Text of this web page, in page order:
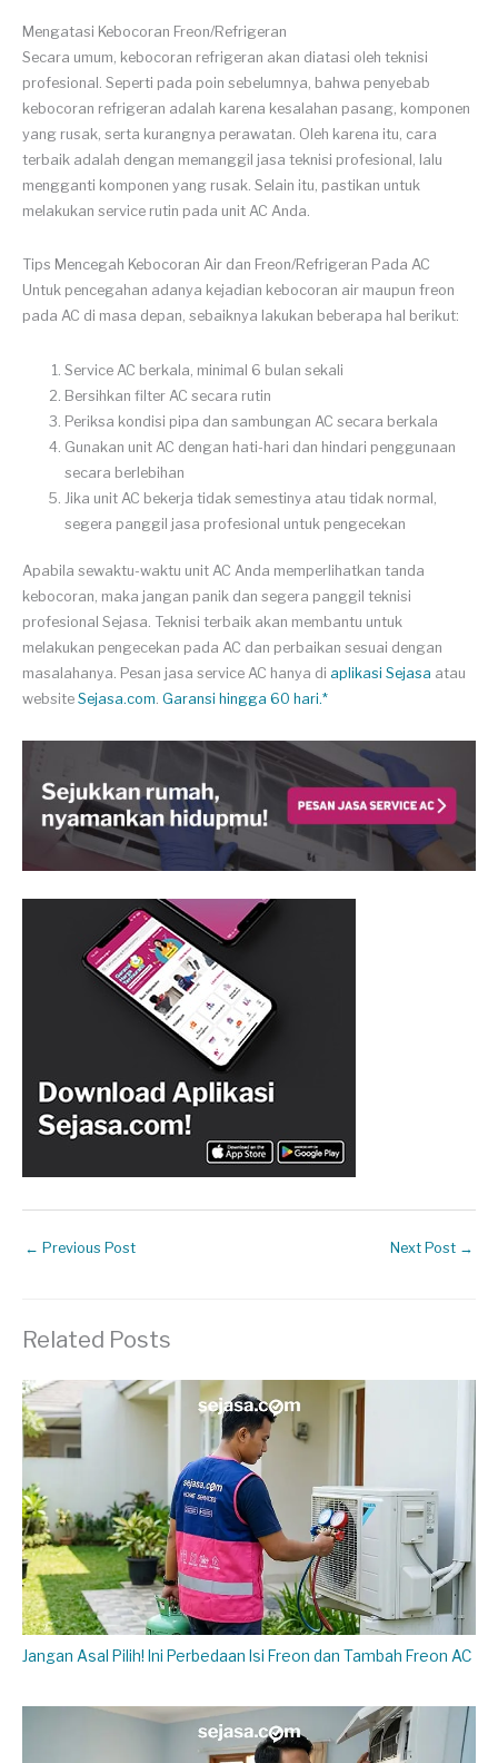
Mengatasi Kebocoran Freon/Refrigeran
Secara umum, kebocoran refrigeran akan diatasi oleh teknisi
profesional. Seperti pada poin sebelumnya, bahwa penyebab
kebocoran refrigeran adalah karena kesalahan pasang, komponen
yang rusak, serta kurangnya perawatan. Oleh karena itu, cara
terbaik adalah dengan memanggil jasa teknisi profesional, lalu
mengganti komponen yang rusak. Selain itu, pastikan untuk
melakukan service rutin pada unit AC Anda.
Tips Mencegah Kebocoran Air dan Freon/Refrigeran Pada AC
Untuk pencegahan adanya kejadian kebocoran air maupun freon
pada AC di masa depan, sebaiknya lakukan beberapa hal berikut:
Service AC berkala, minimal 6 bulan sekali
Bersihkan filter AC secara rutin
Periksa kondisi pipa dan sambungan AC secara berkala
Gunakan unit AC dengan hati-hari dan hindari penggunaan
secara berlebihan
Jika unit AC bekerja tidak semestinya atau tidak normal,
segera panggil jasa profesional untuk pengecekan
Apabila sewaktu-waktu unit AC Anda memperlihatkan tanda
kebocoran, maka jangan panik dan segera panggil teknisi
profesional Sejasa. Teknisi terbaik akan membantu untuk
melakukan pengecekan pada AC dan perbaikan sesuai dengan
masalahanya. Pesan jasa service AC hanya di aplikasi Sejasa atau
website Sejasa.com. Garansi hingga 60 hari.*
← Previous Post Next Post →
Related Posts
Jangan Asal Pilih! Ini Perbedaan Isi Freon dan Tambah Freon AC